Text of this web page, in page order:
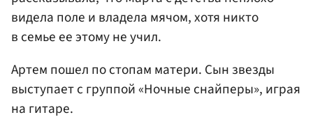
видела поле и владела мячом, хотя никто
в семье ее этому не учил.
Артем пошел по стопам матери. Сын звезды
выступает с группой «Ночные снайперы», играя
на гитаре.